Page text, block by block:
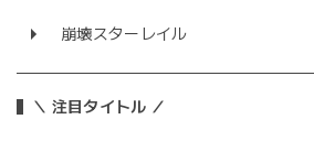
崩壊スターレイル
＼ 注目タイトル ／